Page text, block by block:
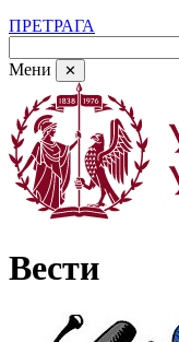
ПРЕТРАГА
Мени ✕
Вести